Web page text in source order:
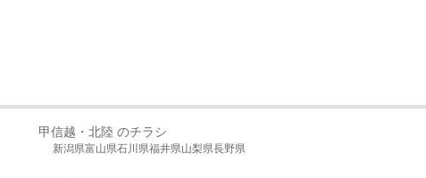
甲信越・北陸 のチラシ
新潟県富山県石川県福井県山梨県長野県